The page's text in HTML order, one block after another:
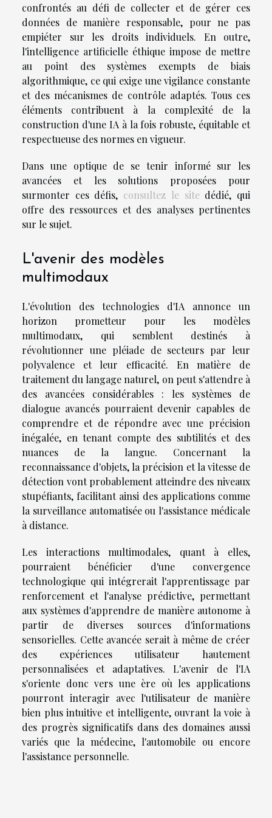
confrontés au défi de collecter et de gérer ces
données de manière responsable, pour ne pas
empiéter sur les droits individuels. En outre,
l'intelligence artificielle éthique impose de mettre
au point des systèmes exempts de biais
algorithmique, ce qui exige une vigilance constante
et des mécanismes de contrôle adaptés. Tous ces
éléments contribuent à la complexité de la
construction d'une IA à la fois robuste, équitable et
respectueuse des normes en vigueur.
Dans une optique de se tenir informé sur les
avancées et les solutions proposées pour
surmonter ces défis, consultez le sitedédié, qui
offre des ressources et des analyses pertinentes
sur le sujet.
L'avenir des modèles
multimodaux
L'évolution des technologies d'IA annonce un
horizon prometteur pour les modèles
multimodaux, qui semblent destinés à
révolutionner une pléiade de secteurs par leur
polyvalence et leur efficacité. En matière de
traitement du langage naturel, on peut s'attendre à
des avancées considérables : les systèmes de
dialogue avancés pourraient devenir capables de
comprendre et de répondre avec une précision
inégalée, en tenant compte des subtilités et des
nuances de la langue. Concernant la
reconnaissance d'objets, la précision et la vitesse de
détection vont probablement atteindre des niveaux
stupéfiants, facilitant ainsi des applications comme
la surveillance automatisée ou l'assistance médicale
à distance.
Les interactions multimodales, quant à elles,
pourraient bénéficier d'une convergence
technologique qui intégrerait l'apprentissage par
renforcement et l'analyse prédictive, permettant
aux systèmes d'apprendre de manière autonome à
partir de diverses sources d'informations
sensorielles. Cette avancée serait à même de créer
des expériences utilisateur hautement
personnalisées et adaptatives. L'avenir de l'IA
s'oriente donc vers une ère où les applications
pourront interagir avec l'utilisateur de manière
bien plus intuitive et intelligente, ouvrant la voie à
des progrès significatifs dans des domaines aussi
variés que la médecine, l'automobile ou encore
l'assistance personnelle.